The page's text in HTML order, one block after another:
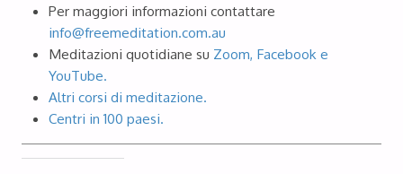
Per maggiori informazioni contattare
info@freemeditation.com.au
Meditazioni quotidiane su Zoom, Facebook e
YouTube.
Altri corsi di meditazione.
Centri in 100 paesi.